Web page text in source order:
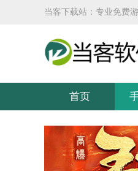
当客下载站：专业免费
首页